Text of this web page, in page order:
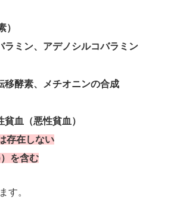
）
ラミン、アデノシルコバラミン
移酵素、メチオニンの合成
貧血（悪性貧血）
存在しない
を含む
す。